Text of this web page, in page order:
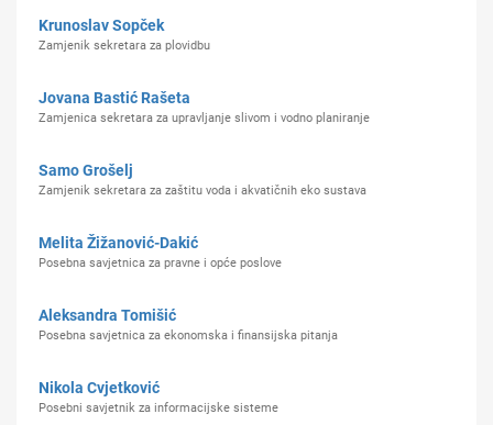
Krunoslav Sopček
Zamjenik sekretara za plovidbu
Jovana Bastić Rašeta
Zamjenica sekretara za upravljanje slivom i vodno planiranje
Samo Grošelj
Zamjenik sekretara za zaštitu voda i akvatičnih eko sustava
Melita Žižanović-Dakić
Posebna savjetnica za pravne i opće poslove
Aleksandra Tomišić
Posebna savjetnica za ekonomska i finansijska pitanja
Nikola Cvjetković
Posebni savjetnik za informacijske sisteme